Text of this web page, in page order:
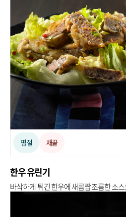
명절 채끝
한우 유린기
바삭하게 튀긴 한우에 새콤짭조름한 소